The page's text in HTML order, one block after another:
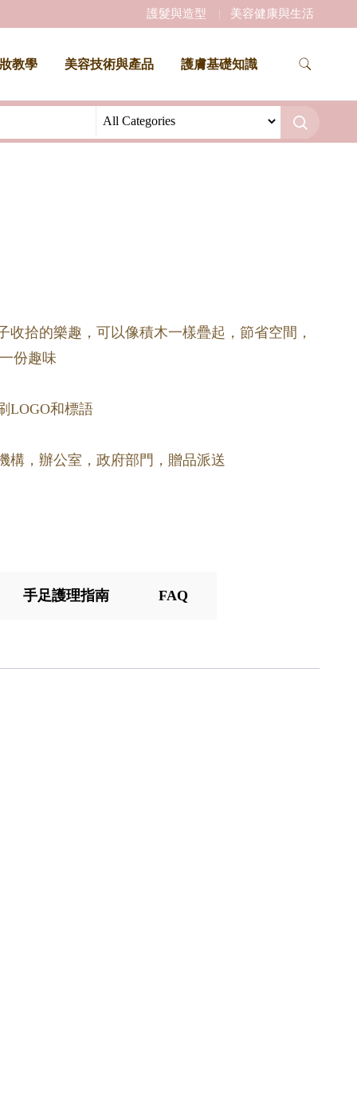
護髮與造型 美容健康與生活
教學 美容技術與產品 護膚基礎知識
收拾的樂趣，可以像積木一樣疊起，節省空間，
份趣味
LOGO和標語
構，辦公室，政府部門，贈品派送
手足護理指南 FAQ